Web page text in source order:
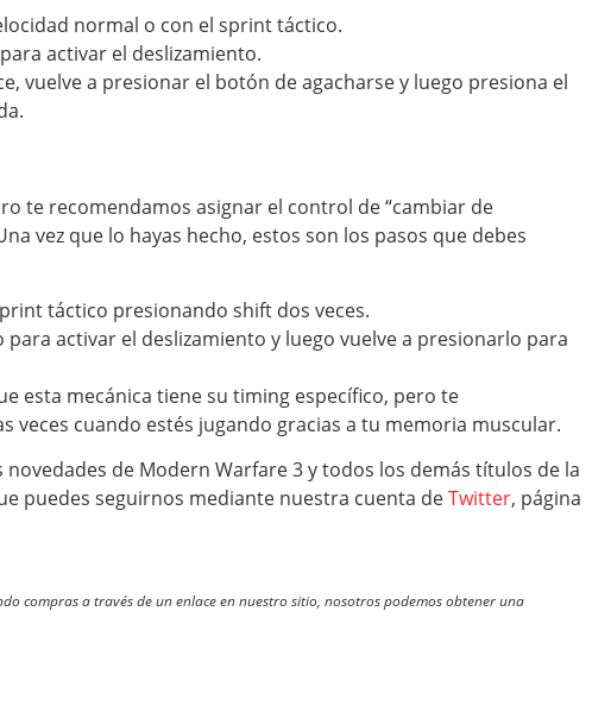
normal o con el sprint táctico.
activar el deslizamiento.
vuelve a presionar el botón de agacharse y luego presiona el
te recomendamos asignar el control de “cambiar de
vez que lo hayas hecho, estos son los pasos que debes
táctico presionando shift dos veces.
activar el deslizamiento y luego vuelve a presionarlo para
esta mecánica tiene su timing específico, pero te
veces cuando estés jugando gracias a tu memoria muscular.
de Modern Warfare 3 y todos los demás títulos de la
puedes seguirnos mediante nuestra cuenta deTwitter, página
compras a través de un enlace en nuestro sitio, nosotros podemos obtener una